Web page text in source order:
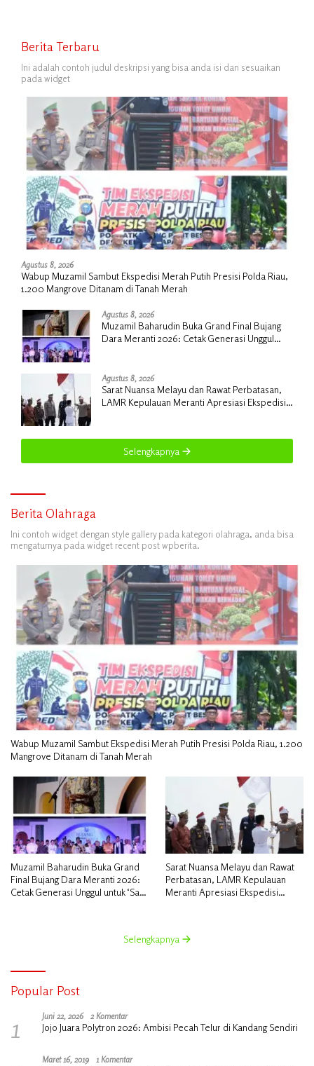
Berita Terbaru
Ini adalah contoh judul deskripsi yang bisa anda isi dan sesuaikan
pada widget
Agustus 8, 2026
Wabup Muzamil Sambut Ekspedisi Merah Putih Presisi Polda Riau,
1.200 Mangrove Ditanam di Tanah Merah
Agustus 8, 2026
Muzamil Baharudin Buka Grand Final Bujang
Dara Meranti 2026: Cetak Generasi Unggul
Agustus 8, 2026
Sarat Nuansa Melayu dan Rawat Perbatasan,
LAMR Kepulauan Meranti Apresiasi Ekspedisi
Selengkapnya
Berita Olahraga
Ini contoh widget dengan style gallery pada kategori olahraga, anda bisa
mengaturnya pada widget recent post wpberita.
Wabup Muzamil Sambut Ekspedisi Merah Putih Presisi Polda Riau, 1.200
Mangrove Ditanam di Tanah Merah
Muzamil Baharudin Buka Grand
Final Bujang Dara Meranti 2026:
Cetak Generasi Unggul untuk ‘Sagu
Sarat Nuansa Melayu dan Rawat
Perbatasan, LAMR Kepulauan
Meranti Apresiasi Ekspedisi
Selengkapnya
Popular Post
1 Juni 22, 2026 2 Komentar
Jojo Juara Polytron 2026: Ambisi Pecah Telur di Kandang Sendiri
Maret 16, 2019 1 Komentar